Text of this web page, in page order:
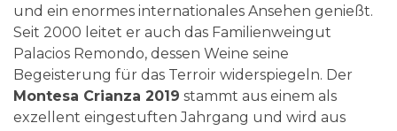
und ein enormes internationales Ansehen genießt.
Seit 2000 leitet er auch das Familienweingut
Palacios Remondo, dessen Weine seine
Begeisterung für das Terroir widerspiegeln. Der
Montesa Crianza 2019 stammt aus einem als
exzellent eingestuften Jahrgang und wird aus